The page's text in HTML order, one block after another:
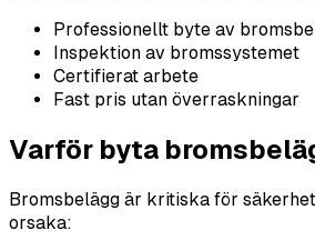
Professionellt byte av
Inspektion av bromssystemet
Certifierat arbete
Fast pris utan överraskningar
Varför byta
Bromsbelägg är kritiska för
orsaka: